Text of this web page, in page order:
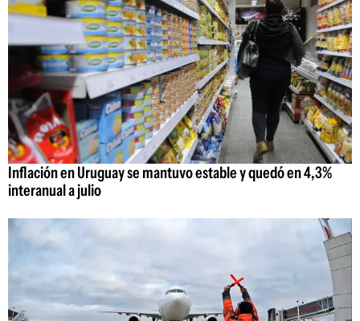
Inflación en Uruguay se mantuvo estable y quedó en 4,3%
interanual a julio